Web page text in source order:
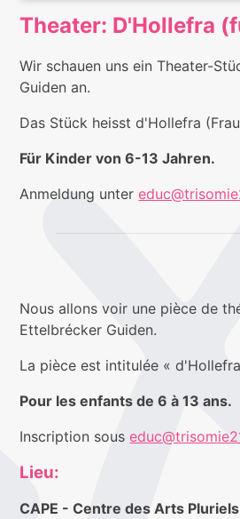
Theater: D'Hollefra
Wir schauen uns ein Theater-
Guiden an.
Das Stück heisst d'Hollefra
Für Kinder von 6-13 Jahren.
Anmeldung unter
Nous allons voir une pièce de
Ettelbrécker Guiden.
La pièce est intitulée «
Pour les enfants de 6 à 13 ans.
Inscription sous
Lieu:
CAPE - Centre des Arts Pluriels